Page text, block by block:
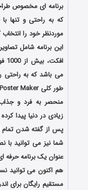
برنامه ای مخصوص
که به راحتی و تنها
موردنظر خود را
این برنامه شامل
می باشد که به راحتی
منحصر به فرد و جذاب
زیادی در دنیا پیدا
پس از گفته شدن تمام
شما نیز می توانید با
عنوان یک برنامه حرفه
هم اکنون می توانید